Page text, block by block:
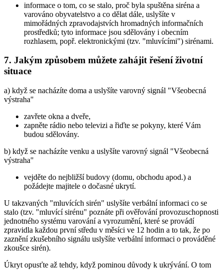
informace o tom, co se stalo, proč byla spuštěna siréna a
varováno obyvatelstvo a co dělat dále, uslyšíte v
mimořádných zpravodajstvích hromadných informačních
prostředků; tyto informace jsou sdělovány i obecním
rozhlasem, popř. elektronickými (tzv. "mluvícími") sirénami.
7. Jakým způsobem můžete zahájit řešení životní
situace
a) když se nacházíte doma a uslyšíte varovný signál "Všeobecná
výstraha"
zavřete okna a dveře,
zapněte rádio nebo televizi a řiďte se pokyny, které Vám
budou sdělovány.
b) když se nacházíte venku a uslyšíte varovný signál "Všeobecná
výstraha"
vejděte do nejbližší budovy (domu, obchodu apod.) a
požádejte majitele o dočasné ukrytí.
U takzvaných "mluvících sirén" uslyšíte verbální informaci co se
stalo (tzv. "mluvící sirénu" poznáte při ověřování provozuschopnosti
jednotného systému varování a vyrozumění, které se provádí
zpravidla každou první středu v měsíci ve 12 hodin a to tak, že po
zaznění zkušebního signálu uslyšíte verbální informaci o prováděné
zkoušce sirén).
Úkryt opusťte až tehdy, když pominou důvody k ukrývání. O tom